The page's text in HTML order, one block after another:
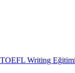
TOEFL Writing Eğitimi